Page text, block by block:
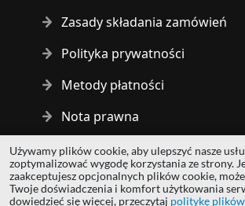
Zasady składania zamówień
Polityka prywatności
Metody płatności
Nota prawna
Copyright © 2014 - 2026 MS Development |
| All logos and trademarks are properties
owners.
Używamy plików cookie, aby ulepszyć nasze
zoptymalizować wygodę korzystania ze strony.
zaakceptujesz opcjonalnych plików cookie,
Twoje doświadczenia i komfort użytkowania
dowiedzieć się więcej, przeczytaj politykę